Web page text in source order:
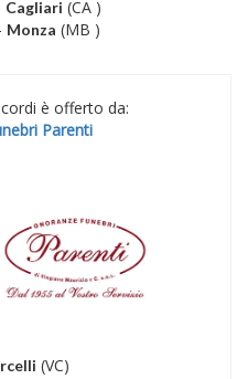
Cagliari (CA )
Monza (MB )
è offerto da:
Parenti
(VC)